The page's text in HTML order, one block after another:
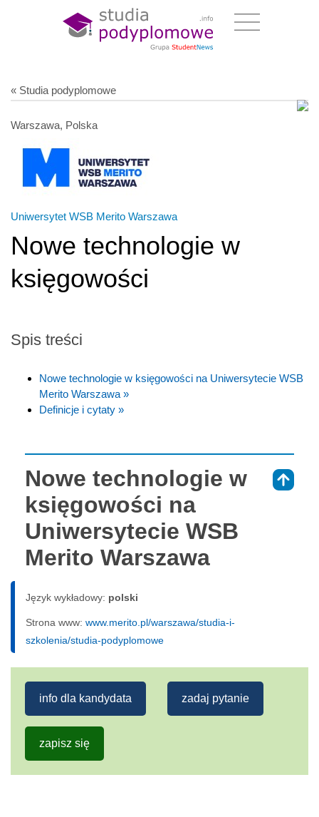
« Studia podyplomowe
Warszawa, Polska
Uniwersytet WSB Merito Warszawa
Nowe technologie w
księgowości
Spis treści
Nowe technologie w księgowości na Uniwersytecie WSB
Merito Warszawa »
Definicje i cytaty »
Nowe technologie w
księgowości na
Uniwersytecie WSB
Merito Warszawa
Język wykładowy: polski
Strona www: www.merito.pl/warszawa/studia-i-
szkolenia/studia-podyplomowe
info dla kandydata zadaj pytanie
zapisz się